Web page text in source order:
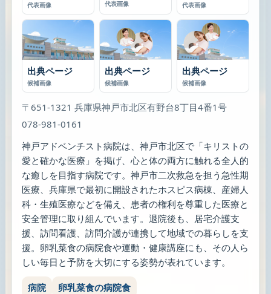
代表画像 代表画像 代表画像
出典ページ
候補画像
出典ページ
候補画像
出典ページ
候補画像
〒651-1321 兵庫県神戸市北区有野台8丁目4番1号
078-981-0161
神戸アドベンチスト病院は、神戸市北区で「キリストの
愛と確かな医療」を掲げ、心と体の両方に触れる全人的
な癒しを目指す病院です。神戸市二次救急を担う急性期
医療、兵庫県で最初に開設されたホスピス病棟、産婦人
科・生殖医療などを備え、患者の権利を尊重した医療と
安全管理に取り組んでいます。退院後も、居宅介護支
援、訪問看護、訪問介護が連携して地域での暮らしを支
援。卵乳菜食の病院食や運動・健康講座にも、その人ら
しい毎日と予防を大切にする姿勢が表れています。
病院
卵乳菜食の病院食